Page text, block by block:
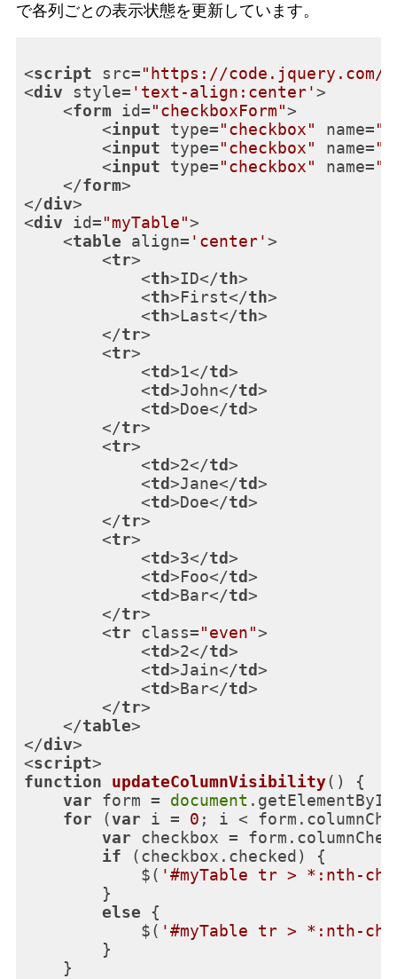
で各列ごとの表示状態を更新しています。
<script src="https://
<div style= 'text-align:center'>
<form id="checkboxForm">
<input type="checkbox" name=
<input type="checkbox" name=
<input type="checkbox" name=
</form>
</div>
<div id="myTable">
<table align= 'center'>
<tr>
<th>ID</th>
<th>First</th>
<th>Last</th>
</tr>
<tr>
<td>1</td>
<td>John</td>
<td>Doe</td>
</tr>
<tr>
<td>2</td>
<td>Jane</td>
<td>Doe</td>
</tr>
<tr>
<td>3</td>
<td>Foo</td>
<td>Bar</td>
</tr>
<tr class="even">
<td>2</td>
<td>Jain</td>
<td>Bar</td>
</tr>
</table>
</div>
<script>
function
updateColumnVisibility( ) {
var form = document
for (var i = 0 ; i <
var checkbox =
if (checkbox.checked) {
            $(
'#myTable tr > *:nth-
        }
else {
            $(
'#myTable tr > *:nth-
        }
    }